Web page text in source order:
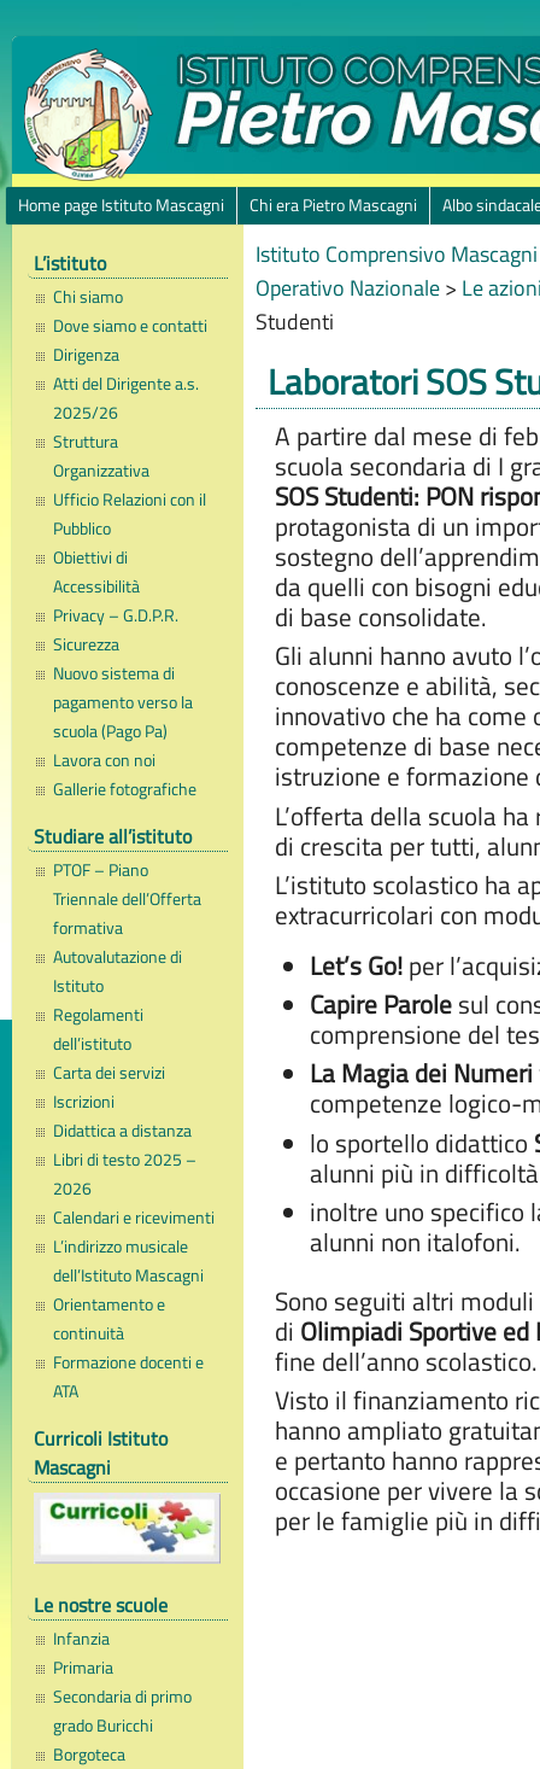
Home page Istituto Mascagni Chi era Pietro Mascagni Albo
L’istituto
Chi siamo
Dove siamo e contatti
Dirigenza
Atti del Dirigente a.s.
2025/26
Struttura
Organizzativa
Ufficio Relazioni con il
Pubblico
Obiettivi di
Accessibilità
Privacy – G.D.P.R.
Sicurezza
Nuovo sistema di
pagamento verso la
scuola (Pago Pa)
Lavora con noi
Gallerie fotografiche
Studiare all’istituto
PTOF – Piano
Triennale dell’Offerta
formativa
Autovalutazione di
Istituto
Regolamenti
dell’istituto
Carta dei servizi
Iscrizioni
Didattica a distanza
Libri di testo 2025 –
2026
Calendari e ricevimenti
L’indirizzo musicale
dell’Istituto Mascagni
Orientamento e
continuità
Formazione docenti e
ATA
Curricoli Istituto
Mascagni
Le nostre scuole
Infanzia
Primaria
Secondaria di primo
grado Buricchi
Borgoteca
Istituto Comprensivo
Operativo Nazionale> Le
Studenti
Laboratori SOS
A partire dal mese di
scuola secondaria di I
SOS Studenti: PON
protagonista di un
sostegno
da quelli con bisogni
di base consolidate.
Gli alunni hanno avuto
conoscenze e abilità,
innovativo che ha come
competenze di base
istruzione e formazione
L’offerta della scuola
di crescita per tutti,
L’istituto scolastico ha
extracurricolari con
Let’s Go!per
Capire Parolesul
comprensione del
La Magia dei Numeri
competenze logico-
lo sportello didattico
alunni più in
inoltre uno specifico
alunni non italofoni.
Sono seguiti altri
di Olimpiadi Sportive ed
fine dell’anno scolastico.
Visto il finanziamento
hanno ampliato
e pertanto hanno
occasione per vivere la
per le famiglie più in